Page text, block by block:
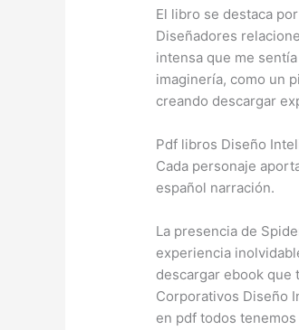
El libro se destaca
Diseñadores
intensa que me
imaginería, como un
creando descargar
Pdf libros Diseño
Cada personaje
español narración.
La presencia de
experiencia
descargar ebook que
Corporativos Diseño
en pdf todos